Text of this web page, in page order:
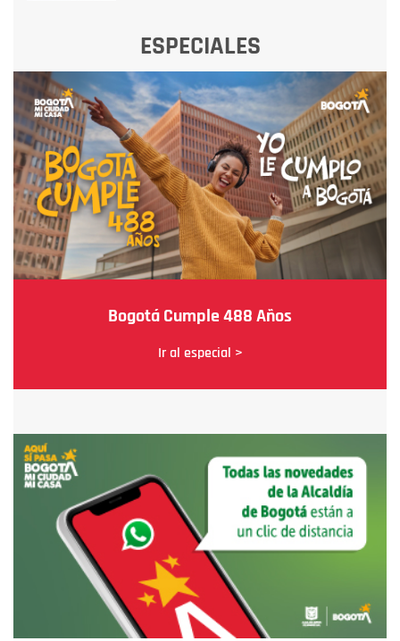
ESPECIALES
Bogotá Cumple 488 Años
Ir al especial >